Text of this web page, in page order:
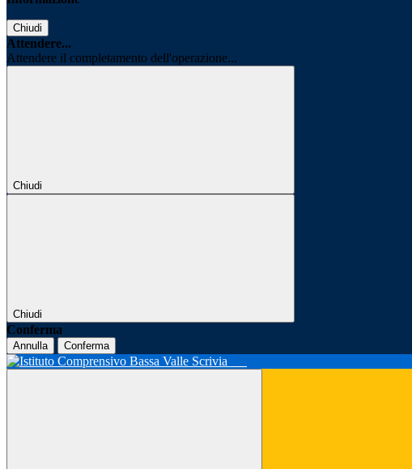
Chiudi
Attendere...
Attendere il completamento dell'operazione...
Chiudi
Chiudi
Conferma
Annulla Conferma